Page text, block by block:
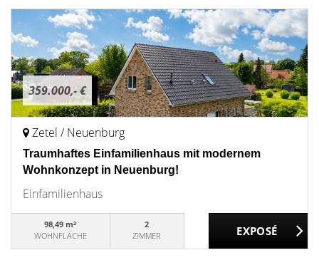
359.000,- €
Zetel / Neuenburg
Traumhaftes Einfamilienhaus mit modernem
Wohnkonzept in Neuenburg!
Einfamilienhaus
98,49 m²
WOHNFLÄCHE
2
ZIMMER